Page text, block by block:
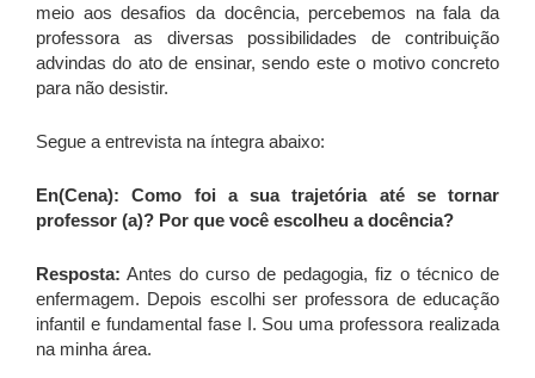
meio aos desafios da docência, percebemos na fala da
professora as diversas possibilidades de contribuição
advindas do ato de ensinar, sendo este o motivo concreto
para não desistir.
Segue a entrevista na íntegra abaixo:
En(Cena): Como foi a sua trajetória até se tornar
professor (a)? Por que você escolheu a docência?
Resposta: Antes do curso de pedagogia, fiz o técnico de
enfermagem. Depois escolhi ser professora de educação
infantil e fundamental fase I. Sou uma professora realizada
na minha área.